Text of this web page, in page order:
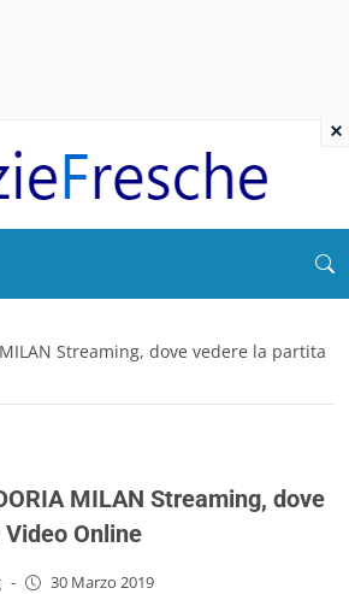
MILAN Streaming, dove vedere la partita
MILAN Streaming, dove
Online
- 30 Marzo 2019
×